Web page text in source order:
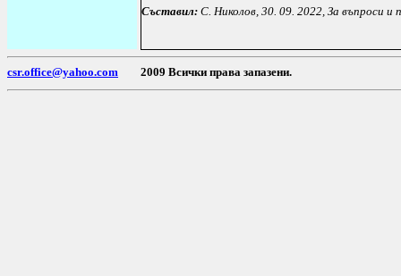
Съставил: С. Николов, 30. 09 . 2022, За въпроси и
csr.office@yahoo.com 2009 Всички права запазени.